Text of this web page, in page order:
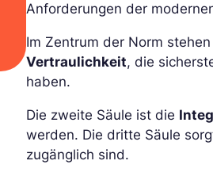
Anforderungen der
Im Zentrum der Norm
Vertraulichkeit, die
haben.
Die zweite Säule ist die
werden. Die dritte Säule
zugänglich sind.